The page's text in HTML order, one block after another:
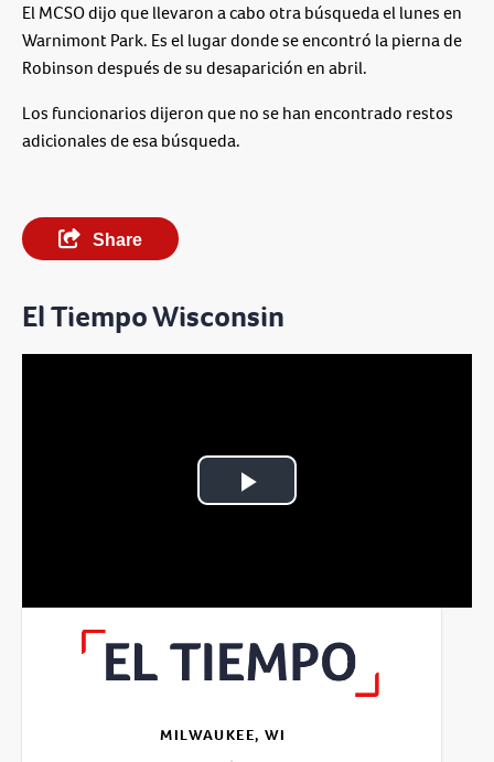
El MCSO dijo que llevaron a cabo otra búsqueda el lunes en
Warnimont Park. Es el lugar donde se encontró la pierna de
Robinson después de su desaparición en abril.
Los funcionarios dijeron que no se han encontrado restos
adicionales de esa búsqueda.
Share
El Tiempo Wisconsin
Play
MILWAUKEE, WI